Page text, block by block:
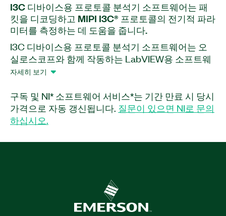
I3C 디바이스용 프로토콜 분석기 소프트웨어는 패
킷을 디코딩하고 MIPI I3C® 프로토콜의 전기적 파라
미터를 측정하는 데 도움을 줍니다.
I3C 디바이스용 프로토콜 분석기 소프트웨어는 오
실로스코프와 함께 작동하는 LabVIEW용 소프트웨
어 애드온 입니다. 이 애드온 사용하면 MIPI I3C® 프
분석할 수 있습니다. 또한 I3C 디바이스용 프로토콜
분석기 소프트웨어를 사용하여 신호 무결성 테스트
및 프로토콜 기능 테스트를 수행할 수 있습니다. 또
있습니다.
자세히 보기
구독 및 NI* 소프트웨어 서비스*는 기간 만료 시 당시
가격으로 자동 갱신됩니다. 질문이 있으면 NI로 문의
하십시오.